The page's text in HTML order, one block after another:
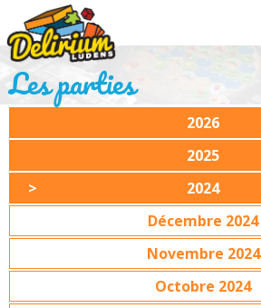
Les parties
2026
2025
2024
Décembre 2024
Novembre 2024
Octobre 2024